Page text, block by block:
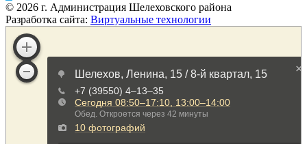
© 2026 г. Администрация Шелеховского района
Разработка сайта: Виртуальные технологии